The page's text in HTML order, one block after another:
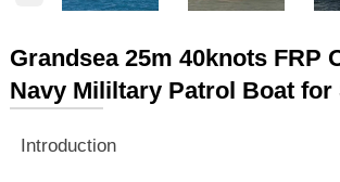
Grandsea 25m 40knots FRP
Navy Mililtary Patrol Boat for
Introduction